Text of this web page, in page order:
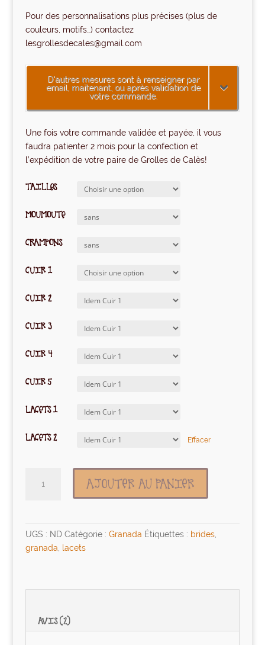
Pour des personnalisations plus précises (plus de
couleurs, motifs…) contactez
lesgrollesdecales@gmail.com
D'autres mesures sont à renseigner par
email, maitenant, ou après validation de
votre commande.
Une fois votre commande validée et payée, il vous
faudra patienter 2 mois pour la confection et
l’expédition de votre paire de Grolles de Calès!
TAILLES
MOUMOUTE
CRAMPONS
CUIR 1
CUIR 2
CUIR 3
CUIR 4
CUIR 5
LACETS 1
LACETS 2 Effacer
AJOUTER AU PANIER
UGS : ND Catégorie : Granada Étiquettes : brides,
granada
lacets
AVIS (2)